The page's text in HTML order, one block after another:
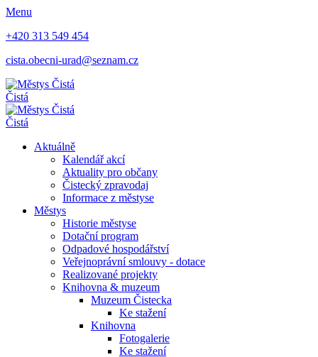
Menu
+420 313 549 454
cista.obecni-urad@seznam.cz
Čistá
Čistá
Aktuálně
Kalendář akcí
Aktuality pro občany
Čistecký zpravodaj
Informace z městyse
Městys
Historie městyse
Dotační program
Odpadové hospodářství
Veřejnoprávní smlouvy - dotace
Realizované projekty
Knihovna & muzeum
Muzeum Čistecka
Ke stažení
Knihovna
Fotogalerie
Ke stažení